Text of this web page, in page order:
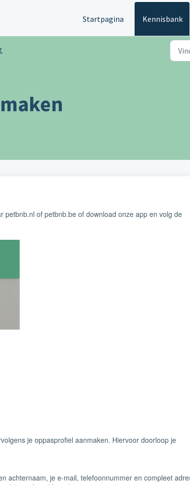
Startpagina Kennisbank
petbnb.nl of petbnb.be of download onze app en volg de
je oppasprofiel aanmaken. Hiervoor doorloop je
achternaam, je e-mail, telefoonnummer en compleet